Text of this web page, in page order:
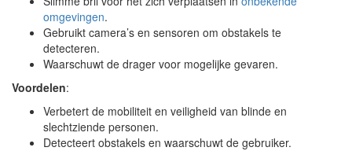
omgevingen.
Gebruikt camera’s en sensoren om obstakels te
detecteren.
Waarschuwt de drager voor mogelijke gevaren.
Voordelen:
Verbetert de mobiliteit en veiligheid van blinde en
slechtziende personen.
Detecteert obstakels en waarschuwt de gebruiker.